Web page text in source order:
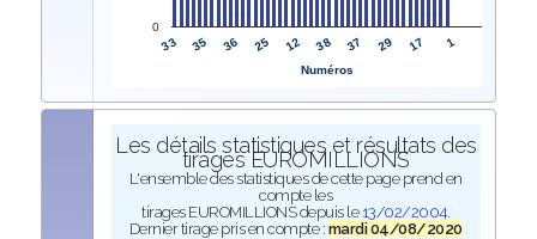
33 35 36 25 12 38 37 29 17 1
0
Numéros
Les détails statistiques et résultats des
tirages EUROMILLIONS
L'ensemble des statistiques de cette page prend en
compte les
tirages EUROMILLIONS depuis le 13/02/2004.
Dernier tirage pris en compte : mardi 04/08/2020